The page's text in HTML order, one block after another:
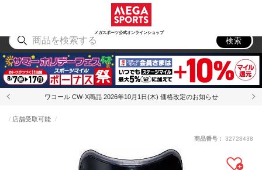
メガスポーツ公式オンラインショップ
アウトドア
検索
ワコール CW-X商品 2026年10月1日(木) 価格改定のお知らせ
店舗受取可能
商品番号： 32728438